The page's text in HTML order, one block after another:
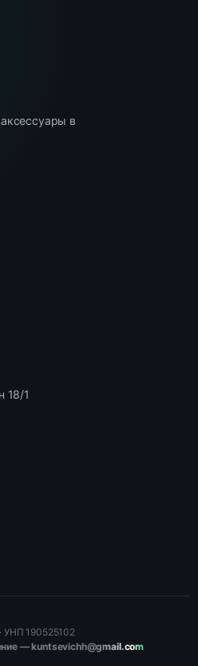
в
18/1
УНП 190525102
— kuntsevichh@gmail.com